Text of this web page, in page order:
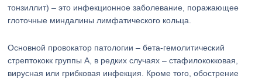
тонзиллит) – это инфекционное заболевание, поражающее
глоточные миндалины лимфатического кольца.
Основной провокатор патологии – бета-гемолитический
стрептококк группы A, в редких случаях – стафилококковая,
вирусная или грибковая инфекция. Кроме того, обострение